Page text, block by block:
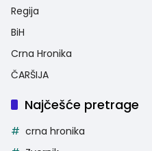
Regija
BiH
Crna Hronika
ČARŠIJA
Najčešće pretrage
crna hronika